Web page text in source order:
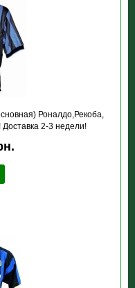
Роналдо,Рекоба,
Доставка 2-3 недели!